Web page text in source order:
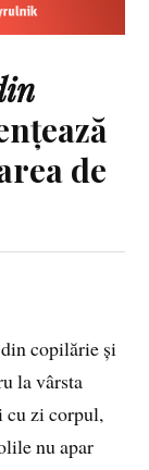
de
copilărie și
la vârsta
cu zi corpul,
nu apar